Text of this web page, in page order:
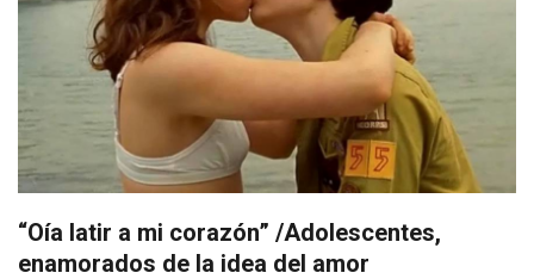
“Oía latir a mi corazón” /Adolescentes,
enamorados de la idea del amor